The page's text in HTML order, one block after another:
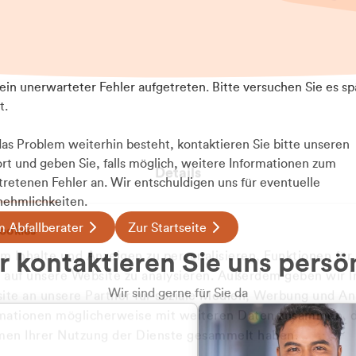
Details
Inhalte und Anzeigen zu personalisieren, Funktionen für
auf unsere Website zu analysieren. Außerdem geben wir
an unsere Partner für soziale Medien, Werbung und
möglicherweise mit weiteren Daten zusammen,
Ihrer Nutzung der Dienste gesammelt haben.
ein unerwarteter Fehler aufgetreten. Bitte versuchen Sie es
Problem weiterhin besteht, kontaktieren Sie bitte unseren
und geben Sie, falls möglich, weitere Informationen zum
Fehler an. Wir entschuldigen uns für eventuelle
Abfallberater Zur Startseite
kontaktieren Sie uns
Wir sind gerne für Sie da